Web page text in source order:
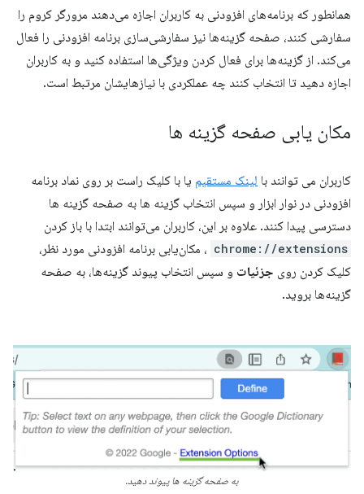
همانطور که برنامه‌های افزودنی به کاربران اجازه می‌دهند مرورگر کروم را
سفارشی کنند، صفحه گزینه‌ها نیز سفارشی‌سازی برنامه افزودنی را فعال
می‌کند. از گزینه‌ها برای فعال کردن ویژگی‌ها استفاده کنید و به کاربران
اجازه دهید تا انتخاب کنند چه عملکردی با نیازهایشان مرتبط است.
مکان یابی صفحه گزینه ها
کاربران می توانند با لینک مستقیم یا با کلیک راست بر روی نماد برنامه
افزودنی در نوار ابزار و سپس انتخاب گزینه ها به صفحه گزینه ها
دسترسی پیدا کنند. علاوه بر این، کاربران می‌توانند ابتدا با باز کردن
chrome://extensions ، مکان‌یابی برنامه افزودنی مورد نظر،
کلیک کردن روی جزئیات و سپس انتخاب پیوند گزینه‌ها، به صفحه
گزینه‌ها بروید.
به صفحه گزینه ها پیوند دهید.